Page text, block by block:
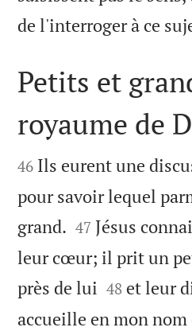
de l'interroger à ce

Petits et
royaume de

46 Ils eurent une
pour savoir lequel
grand. 

47 Jésus
leur cœur; il prit un
près de lui 

48 et leur
accueille en mon